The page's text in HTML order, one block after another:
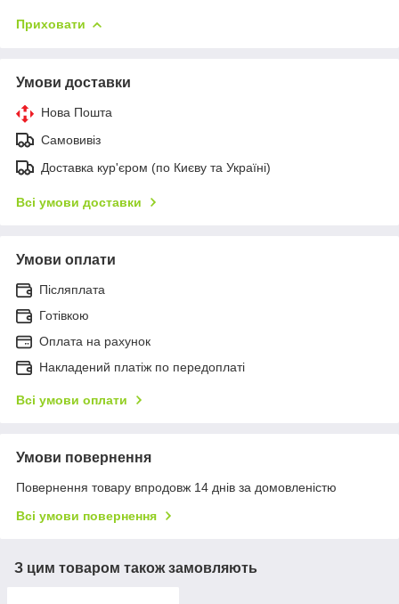
Приховати
Умови доставки
Нова Пошта
Самовивіз
Доставка кур'єром (по Києву та Україні)
Всі умови доставки
Умови оплати
Післяплата
Готівкою
Оплата на рахунок
Накладений платіж по передоплаті
Всі умови оплати
Умови повернення
Повернення товару впродовж 14 днів за домовленістю
Всі умови повернення
З цим товаром також замовляють